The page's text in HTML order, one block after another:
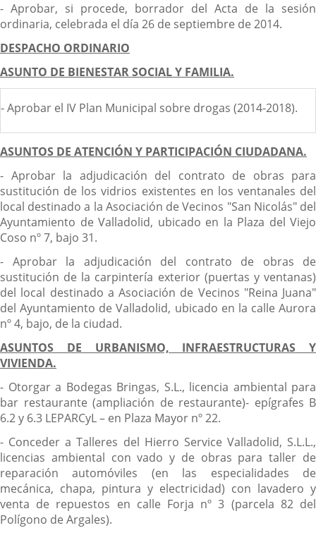
- Aprobar, si procede, borrador del Acta de la sesión
ordinaria, celebrada el día 26 de septiembre de 2014.
DESPACHO ORDINARIO
ASUNTO DE BIENESTAR SOCIAL Y FAMILIA.
- Aprobar el IV Plan Municipal sobre drogas (2014-2018).
ASUNTOS DE ATENCIÓN Y PARTICIPACIÓN CIUDADANA.
- Aprobar la adjudicación del contrato de obras para
sustitución de los vidrios existentes en los ventanales del
local destinado a la Asociación de Vecinos "San Nicolás" del
Ayuntamiento de Valladolid, ubicado en la Plaza del Viejo
Coso nº 7, bajo 31.
- Aprobar la adjudicación del contrato de obras de
sustitución de la carpintería exterior (puertas y ventanas)
del local destinado a Asociación de Vecinos "Reina Juana"
del Ayuntamiento de Valladolid, ubicado en la calle Aurora
nº 4, bajo, de la ciudad.
ASUNTOS DE URBANISMO, INFRAESTRUCTURAS Y
VIVIENDA.
- Otorgar a Bodegas Bringas, S.L., licencia ambiental para
bar restaurante (ampliación de restaurante)- epígrafes B
6.2 y 6.3 LEPARCyL – en Plaza Mayor nº 22.
- Conceder a Talleres del Hierro Service Valladolid, S.L.L.,
licencias ambiental con vado y de obras para taller de
reparación automóviles (en las especialidades de
mecánica, chapa, pintura y electricidad) con lavadero y
venta de repuestos en calle Forja nº 3 (parcela 82 del
Polígono de Argales).